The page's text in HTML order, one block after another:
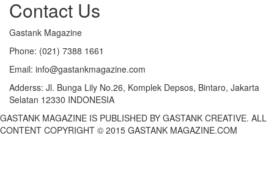
Contact Us
Gastank Magazine
Phone: (021) 7388 1661
Email: info@gastankmagazine.com
Adderss: Jl. Bunga Lily No.26, Komplek Depsos, Bintaro, Jakarta
Selatan 12330 INDONESIA
GASTANK MAGAZINE IS PUBLISHED BY GASTANK CREATIVE. ALL
CONTENT COPYRIGHT © 2015 GASTANK MAGAZINE.COM